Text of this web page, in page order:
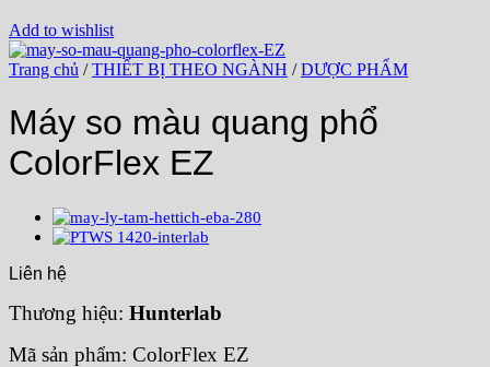
Add to wishlist
Trang chủ / THIẾT BỊ THEO NGÀNH / DƯỢC PHẨM
Máy so màu quang phổ
ColorFlex EZ
Liên hệ
Thương hiệu: Hunterlab
Mã sản phẩm: ColorFlex EZ